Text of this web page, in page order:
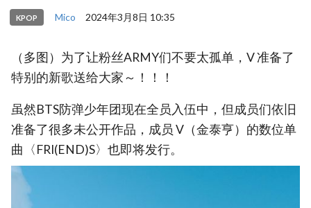
KPOP Mico 2024年3月8日 10:35
（多图）为了让粉丝ARMY们不要太孤单，V 准备了
特别的新歌送给大家～！！！
虽然BTS防弹少年团现在全员入伍中，但成员们依旧
准备了很多未公开作品，成员 V（金泰亨）的数位单
曲〈FRI(END)S〉也即将发行。